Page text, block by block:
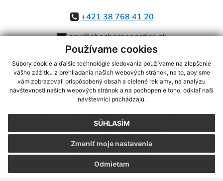
Používame cookies
Súbory cookie a ďalšie technológie sledovania používame na zlepšenie
vášho zážitku z prehliadania našich webových stránok, na to, aby sme
vám zobrazovali prispôsobený obsah a cielené reklamy, na analýzu
návštevnosti našich webových stránok a na pochopenie toho, odkiaľ naši
návštevníci prichádzajú.
SÚHLASÍM
Odmietam
Zmeniť moje nastavenia
+421 38 768 41 20
ocu@obechornenastice.sk
využite možnosť získavania aktuálnych informácií s využitím RSS
CMS systém (redakčný) systém ECHELON 2,Mapa stránok,web portál
webex.digital, s.r.o.,domény,registrácia domény
Posledná aktualizácia:05.08.2026
Vytlačiť stránku|Vyhlásenie o prístupnosti